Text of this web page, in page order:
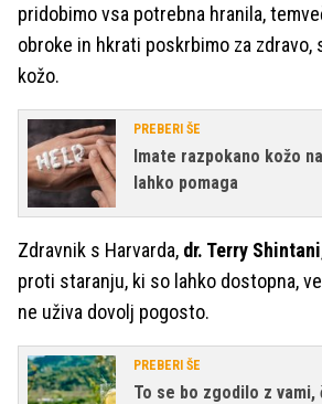
pridobimo vsa potrebna hranila,
obroke in hkrati poskrbimo za
kožo.
PREBERI ŠE
Imate razpokano kožo
lahko pomaga
Zdravnik s Harvarda, dr. Terry Shintani
proti staranju, ki so lahko dostopna,
ne uživa dovolj pogosto.
PREBERI ŠE
To se bo zgodilo z